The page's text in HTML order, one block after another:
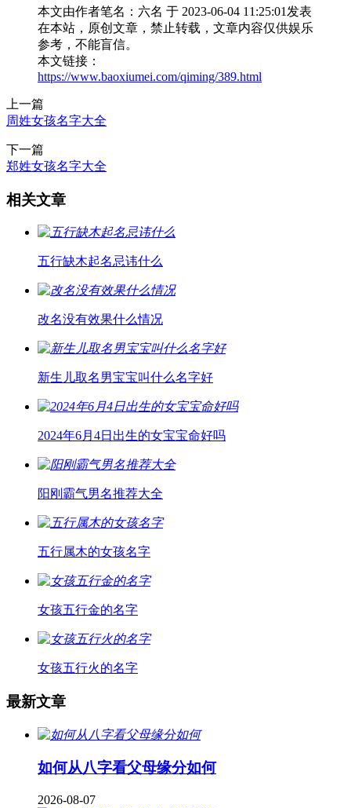
本文由作者笔名：六名 于 2023-06-04 11:25:01发表
在本站，原创文章，禁止转载，文章内容仅供娱乐
参考，不能盲信。
本文链接：
https://www.baoxiumei.com/qiming/389.html
上一篇
周姓女孩名字大全
下一篇
郑姓女孩名字大全
相关文章
五行缺木起名忌讳什么
改名没有效果什么情况
新生儿取名男宝宝叫什么名字好
2024年6月4日出生的女宝宝命好吗
阳刚霸气男名推荐大全
五行属木的女孩名字
女孩五行金的名字
女孩五行火的名字
最新文章
如何从八字看父母缘分如何
2026-08-07